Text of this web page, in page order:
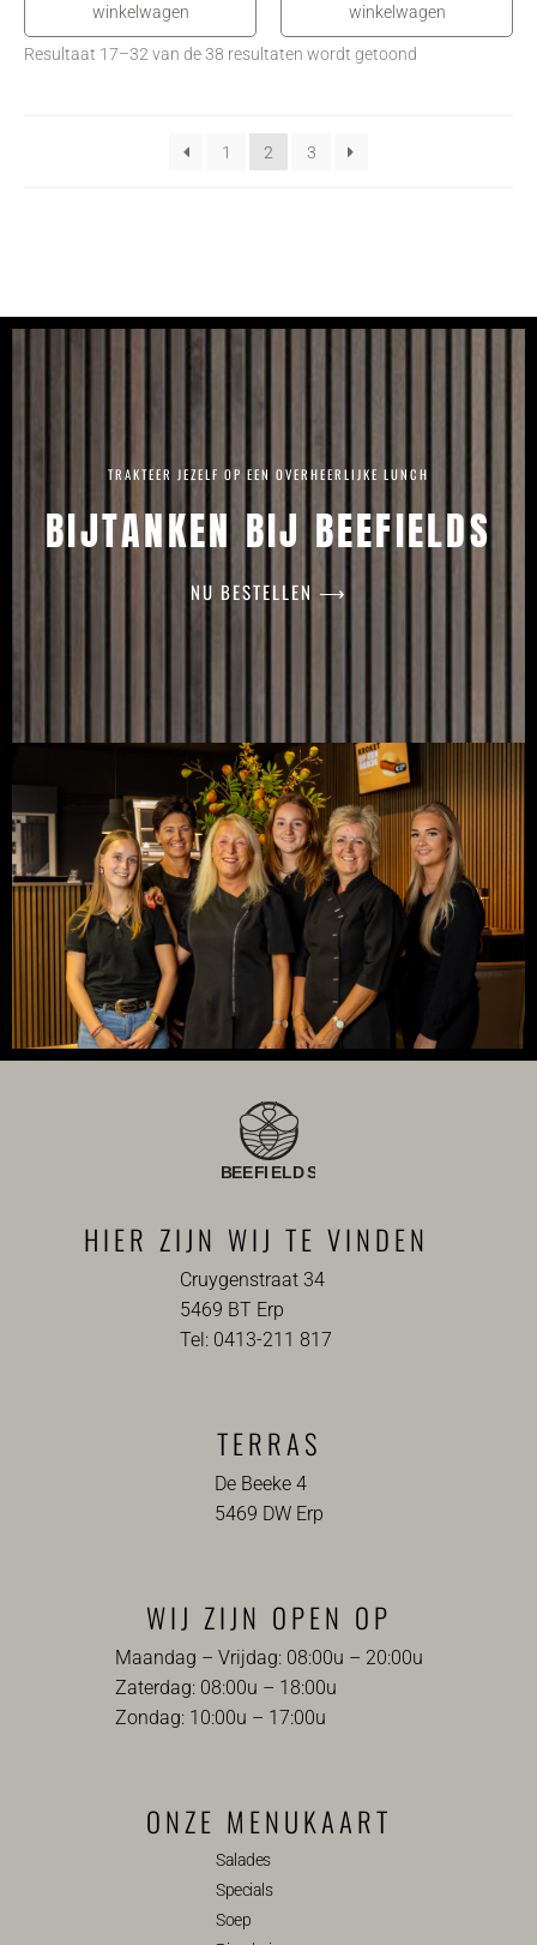
winkelwagen
winkelwagen
Resultaat 17–32 van de 38 resultaten wordt getoond
1 2 3
TRAKTEER JEZELF OP EEN OVERHEERLIJKE LUNCH
BIJTANKEN BIJ BEEFIELDS
NU BESTELLEN ⟶
HIER ZIJN WIJ TE VINDEN
Cruygenstraat 34
5469 BT Erp
Tel: 0413-211 817
TERRAS
De Beeke 4
5469 DW Erp
WIJ ZIJN OPEN OP
Maandag – Vrijdag: 08:00u – 20:00u
Zaterdag: 08:00u – 18:00u
Zondag: 10:00u – 17:00u
ONZE MENUKAART
Salades
Specials
Soep